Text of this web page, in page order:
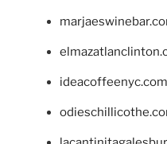
ideacoffeenyc.com